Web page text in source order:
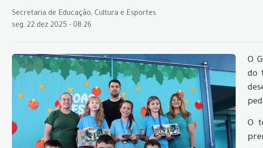
Secretaria de Educação, Cultura e Esportes
seg, 22 dez 2025 - 08:26
O
do
O